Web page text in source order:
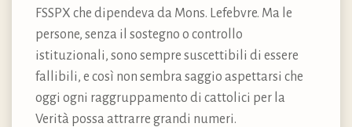
FSSPX che dipendeva da Mons. Lefebvre. Ma le
persone, senza il sostegno o controllo
istituzionali, sono sempre suscettibili di essere
fallibili, e così non sembra saggio aspettarsi che
oggi ogni raggruppamento di cattolici per la
Verità possa attrarre grandi numeri.